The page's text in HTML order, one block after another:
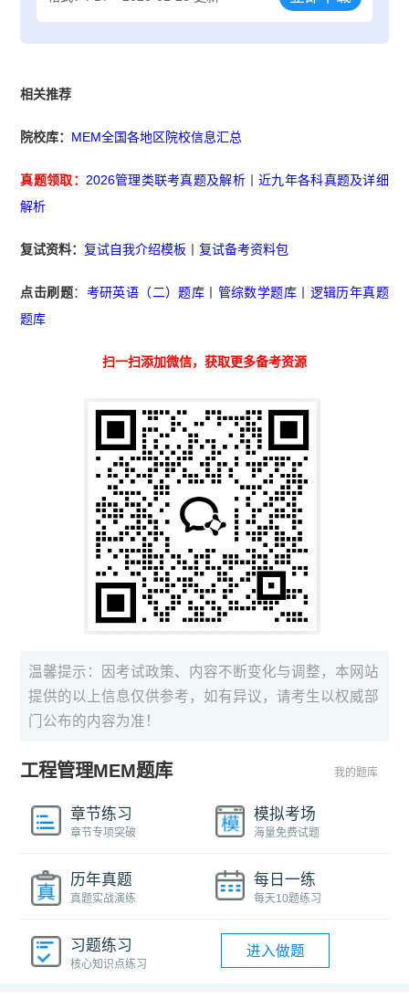
相关推荐
院校库： MEM全国各地区院校信息汇总
真题领取： 2026管理类联考真题及解析丨近九年各科真题及详细
解析
复试资料：复试自我介绍模板 丨复试备考资料包
点击刷题： 考研英语（二）题库 管综数学题库
逻辑历年真题
题库
扫一扫添加微信，获取更多备考资源
温馨提示：因考试政策、内容不断变化与调整，本网站
提供的以上信息仅供参考，如有异议，请考生以权威部
门公布的内容为准！
工程管理MEM题库 我的题库
章节练习
章节专项突破
模拟考场
海量免费试题
历年真题
真题实战演练
每日一练
每天10题练习
习题练习
核心知识点练习
进入做题